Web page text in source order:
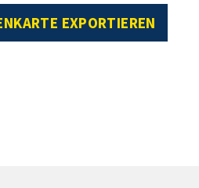
EXPORTIEREN